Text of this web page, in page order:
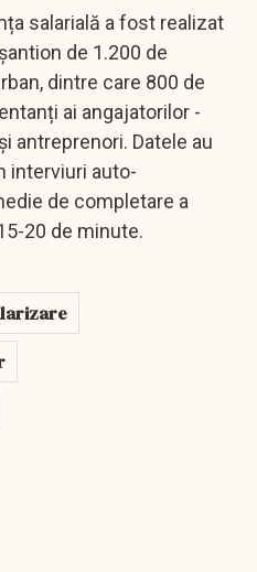
salarială a fost realizat
de 1.200 de
dintre care 800 de
ai angajatorilor -
antreprenori. Datele au
interviuri auto-
de completare a
20 de minute.